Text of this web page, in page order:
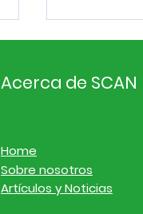
mercado.
Acerca de SCAN
Home
Sobre nosotros
Artículos y Noticias